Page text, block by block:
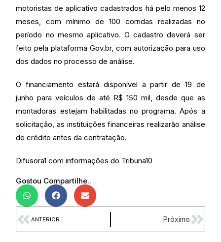
motoristas de aplicativo cadastrados há pelo menos 12
meses, com mínimo de 100 corridas realizadas no
período no mesmo aplicativo. O cadastro deverá ser
feito pela plataforma Gov.br, com autorização para uso
dos dados no processo de análise.
O financiamento estará disponível a partir de 19 de
junho para veículos de até R$ 150 mil, desde que as
montadoras estejam habilitadas no programa. Após a
solicitação, as instituições financeiras realizarão análise
de crédito antes da contratação.
Difusora1 com informações do Tribuna10
Gostou Compartilhe..
ANTERIOR Próximo